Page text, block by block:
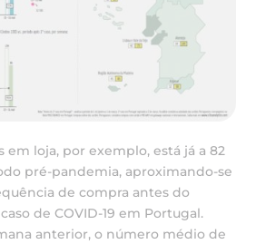
em loja, por exemplo, está já a 82
pré-pandemia, aproximando-se
de compra antes do
de COVID-19 em Portugal.
anterior, o número médio de